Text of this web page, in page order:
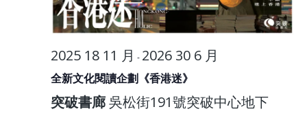
2025 18 11 月 - 2026 30 6 月
全新文化閱讀企劃《香港迷》
突破書廊吳松街191號突破中心地下